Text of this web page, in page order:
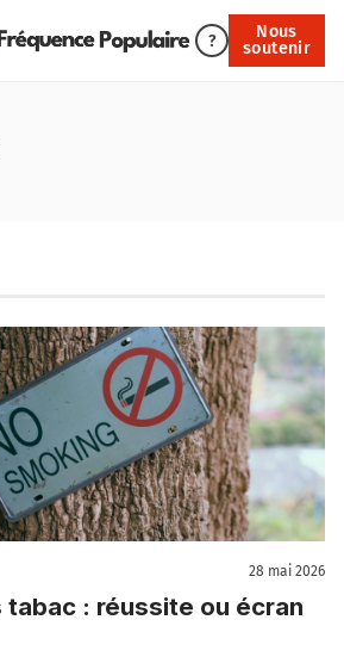
?
Nous
soutenir
Nous soutenir
28 mai 2026
tabac : réussite ou écran